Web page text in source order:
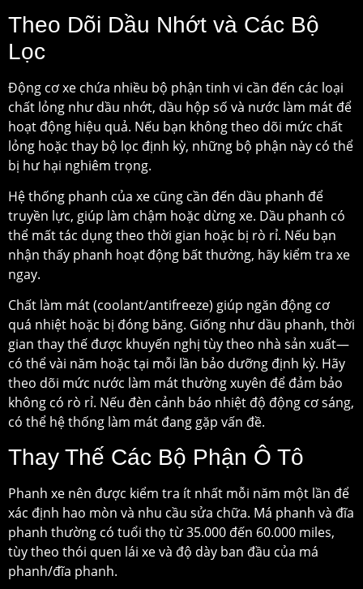
Theo Dõi Dầu Nhớt và Các Bộ
Lọc
Động cơ xe chứa nhiều bộ phận tinh vi cần đến các loại
chất lỏng như dầu nhớt, dầu hộp số và nước làm mát để
hoạt động hiệu quả. Nếu bạn không theo dõi mức chất
lỏng hoặc thay bộ lọc định kỳ, những bộ phận này có thể
bị hư hại nghiêm trọng.
Hệ thống phanh của xe cũng cần đến dầu phanh để
truyền lực, giúp làm chậm hoặc dừng xe. Dầu phanh có
thể mất tác dụng theo thời gian hoặc bị rò rỉ. Nếu bạn
nhận thấy phanh hoạt động bất thường, hãy kiểm tra xe
ngay.
Chất làm mát (coolant/antifreeze) giúp ngăn động cơ
quá nhiệt hoặc bị đóng băng. Giống như dầu phanh, thời
gian thay thế được khuyến nghị tùy theo nhà sản xuất—
có thể vài năm hoặc tại mỗi lần bảo dưỡng định kỳ. Hãy
theo dõi mức nước làm mát thường xuyên để đảm bảo
không có rò rỉ. Nếu đèn cảnh báo nhiệt độ động cơ sáng,
có thể hệ thống làm mát đang gặp vấn đề.
Thay Thế Các Bộ Phận Ô Tô
Phanh xe nên được kiểm tra ít nhất mỗi năm một lần để
xác định hao mòn và nhu cầu sửa chữa. Má phanh và đĩa
phanh thường có tuổi thọ từ 35.000 đến 60.000 miles,
tùy theo thói quen lái xe và độ dày ban đầu của má
phanh/đĩa phanh.